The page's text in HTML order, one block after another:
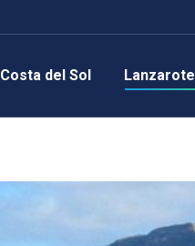
Costa del Sol Lanzarote